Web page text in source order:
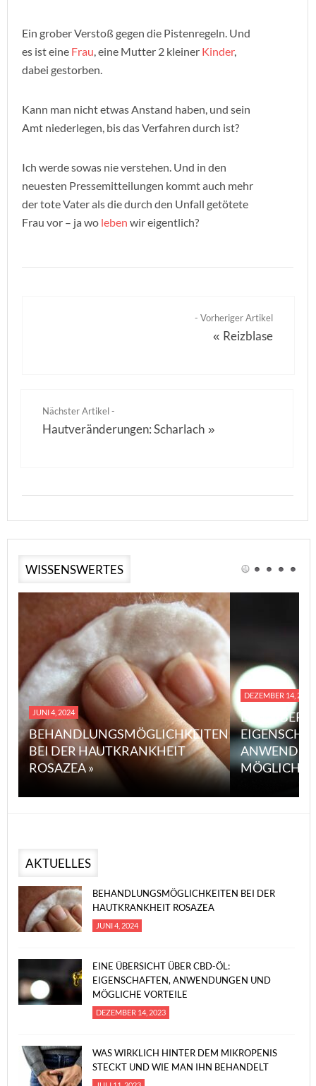
Ein grober Verstoß gegen die Pistenregeln. Und
es ist eine Frau, eine Mutter 2 kleiner Kinder,
dabei gestorben.
Kann man nicht etwas Anstand haben, und sein
Amt niederlegen, bis das Verfahren durch ist?
Ich werde sowas nie verstehen. Und in den
neuesten Pressemitteilungen kommt auch mehr
der tote Vater als die durch den Unfall getötete
Frau vor – ja wo leben wir eigentlich?
- Vorheriger Artikel
« Reizblase
Nächster Artikel -
Hautveränderungen: Scharlach »
WISSENSWERTES
JUNI 4, 2024
BEHANDLUNGSMÖGLICHKEITEN
BEI DER HAUTKRANKHEIT
ROSAZEA »
DEZEMBER 14, 2023
EINE
MÖGLICHE
AKTUELLES
BEHANDLUNGSMÖGLICHKEITEN BEI DER
HAUTKRANKHEIT ROSAZEA
JUNI 4, 2024
EINE ÜBERSICHT ÜBER CBD-ÖL:
EIGENSCHAFTEN, ANWENDUNGEN UND
MÖGLICHE VORTEILE
DEZEMBER 14, 2023
WAS WIRKLICH HINTER DEM MIKROPENIS
STECKT UND WIE MAN IHN BEHANDELT